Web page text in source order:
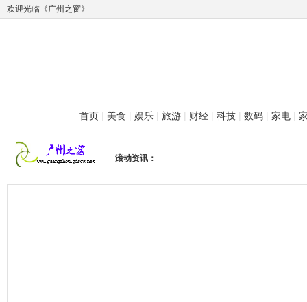
欢迎光临《广州之窗》
首页 | 美食 | 娱乐 | 旅游 | 财经 | 科技 | 数码 | 家电 |
滚动资讯：